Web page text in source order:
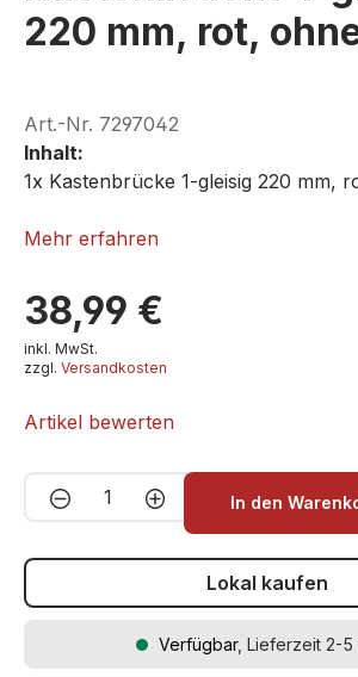
220 mm, rot,
Art.-Nr. 7297042
Inhalt:
1x Kastenbrücke 1-gleisig 220 mm,
ROKUHAN R042
Mehr erfahren
38,99 €
inkl. MwSt.
zzgl. Versandkosten
Artikel bewerten
Produkt Anzahl: Gib
In den
Lokal kaufen
Verfügbar, Lieferzeit 2-5